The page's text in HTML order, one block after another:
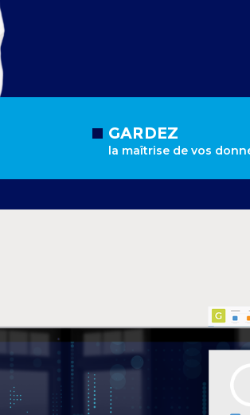
GARDEZ
la maîtrise de vos